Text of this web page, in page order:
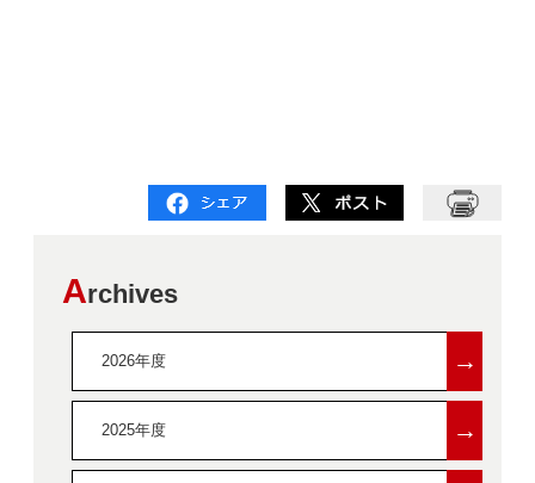
Archives
2026年度 →
2025年度 →